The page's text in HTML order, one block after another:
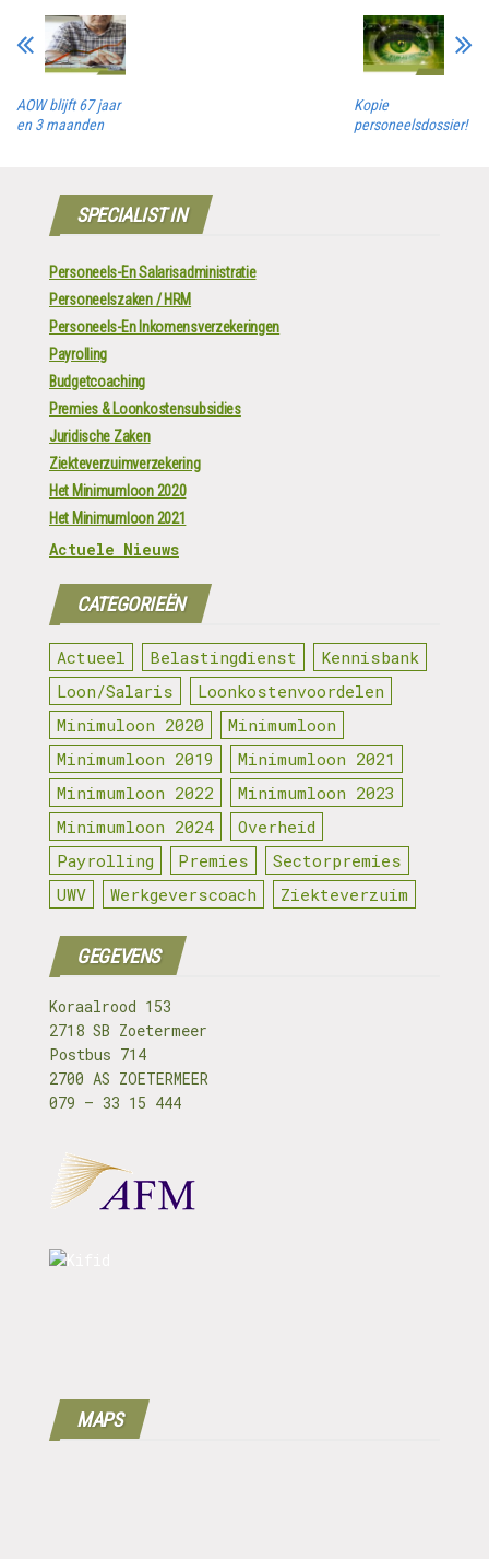
AOW blijft 67 jaar
en 3 maanden
Kopie
personeelsdossier!
SPECIALIST IN
Personeels-En Salarisadministratie
Personeelszaken / HRM
Personeels-En Inkomensverzekeringen
Payrolling
Budgetcoaching
Premies & Loonkostensubsidies
Juridische Zaken
Ziekteverzuimverzekering
Het Minimumloon 2020
Het Minimumloon 2021
Actuele Nieuws
CATEGORIEËN
Actueel Belastingdienst
Kennisbank
Loon/Salaris
Loonkostenvoordelen
Minimuloon 2020
Minimumloon
Minimumloon 2019
Minimumloon 2021
Minimumloon 2022
Minimumloon 2023
Minimumloon 2024
Overheid
Payrolling
Premies
Sectorpremies
UWV
Werkgeverscoach Ziekteverzuim
GEGEVENS
Koraalrood 153
2718 SB Zoetermeer
Postbus 714
2700 AS ZOETERMEER
079 – 33 15 444
MAPS